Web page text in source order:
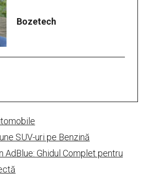
Bozetech
SUV-uri pe Benzină
AdBlue: Ghidul Complet pentru